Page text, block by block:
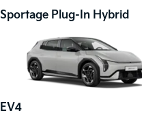
Sportage Plug-In Hybrid
EV4